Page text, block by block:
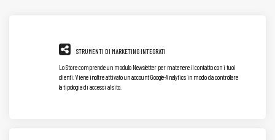
STRUMENTI DI MARKETING INTEGRATI
Lo Store comprende un modulo Newsletter per matenere il contatto con i tuoi
clienti. Viene inoltre attivato un account Google-Analytics in modo da controllare
la tipologia di accessi al sito.